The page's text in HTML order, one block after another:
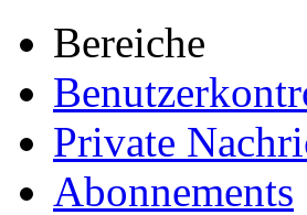
Bereiche
Private
Abonnements